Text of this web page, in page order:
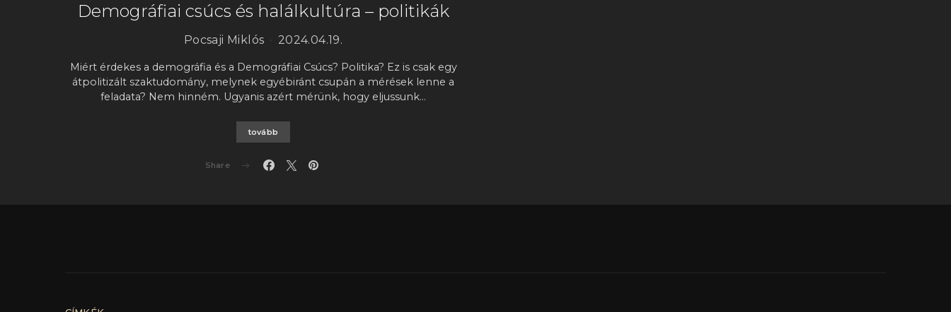
Demográfiai csúcs és halálkultúra – politikák
Pocsaji Miklós 2024.04.19.
Miért érdekes a demográfia és a Demográfiai Csúcs? Politika? Ez is csak egy
átpolitizált szaktudomány, melynek egyébiránt csupán a mérések lenne a
feladata? Nem hinném. Ugyanis azért mérünk, hogy eljussunk…
tovább
Share